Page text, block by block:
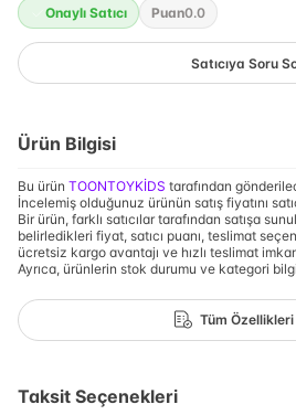
Onaylı Satıcı Puan0.0
Satıcıya Soru
Ürün Bilgisi
Bu ürün TOONTOYKİDS tarafından
İncelemiş olduğunuz ürünün satış fiyatını
Bir ürün, farklı satıcılar tarafından satışa
belirledikleri fiyat, satıcı puanı, teslimat
ücretsiz kargo avantajı ve hızlı teslimat
Ayrıca, ürünlerin stok durumu ve kategori
Tüm Özellikleri
Taksit Seçenekleri